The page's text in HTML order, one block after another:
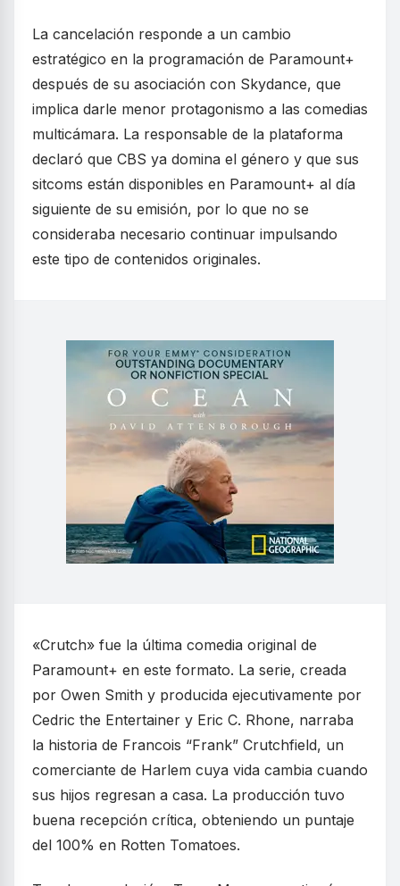
La cancelación responde a un cambio
estratégico en la programación de Paramount+
después de su asociación con Skydance, que
implica darle menor protagonismo a las comedias
multicámara. La responsable de la plataforma
declaró que CBS ya domina el género y que sus
sitcoms están disponibles en Paramount+ al día
siguiente de su emisión, por lo que no se
consideraba necesario continuar impulsando
este tipo de contenidos originales.
«Crutch» fue la última comedia original de
Paramount+ en este formato. La serie, creada
por Owen Smith y producida ejecutivamente por
Cedric the Entertainer y Eric C. Rhone, narraba
la historia de Francois “Frank” Crutchfield, un
comerciante de Harlem cuya vida cambia cuando
sus hijos regresan a casa. La producción tuvo
buena recepción crítica, obteniendo un puntaje
del 100% en Rotten Tomatoes.